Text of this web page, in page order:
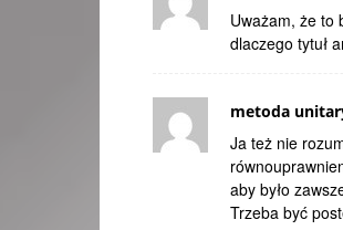
Uważam, że to
dlaczego tytuł
metoda
Ja też nie
aby było
Trzeba być